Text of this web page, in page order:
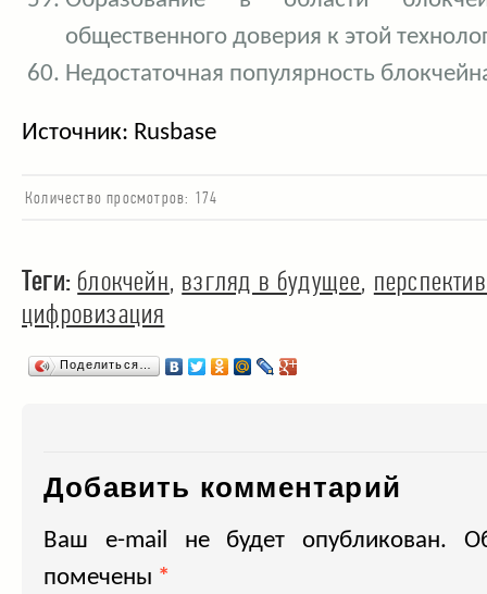
общественного доверия к этой
Недостаточная популярность
Источник: Rusbase
Количество просмотров: 174
Теги: блокчейн, взгляд в будущее,
цифровизация
Поделиться…
Добавить комментарий
Ваш e-mail не будет опубликован.
помечены *